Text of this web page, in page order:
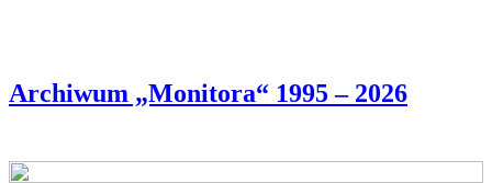
Archiwum „Monitora“ 1995 – 2026